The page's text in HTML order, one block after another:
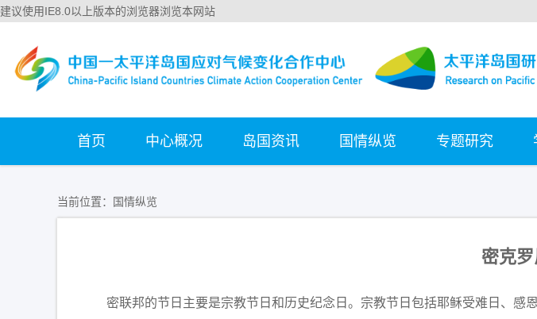
建议使用IE8.0以上版本的浏览器浏览本网站
首页 中心概况 岛国资讯 国情纵览 专题研究
当前位置： 国情纵览
密克
密联邦的节日主要是宗教节日和历史纪念日。宗教节日包括耶稣受难日、感